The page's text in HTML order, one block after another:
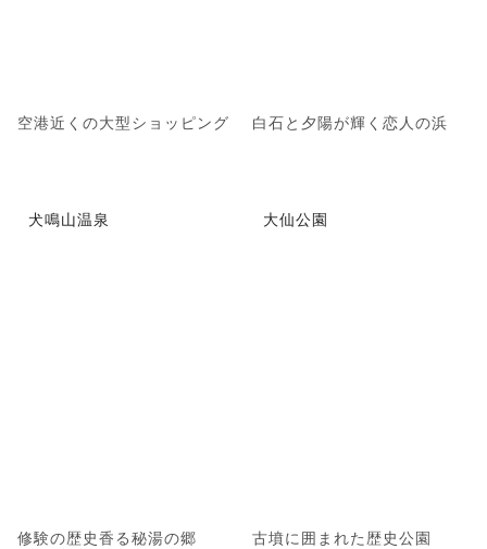
空港近くの大型ショッピング 白石と夕陽が輝く恋人の浜
犬鳴山温泉
修験の歴史香る秘湯の郷
大仙公園
古墳に囲まれた歴史公園